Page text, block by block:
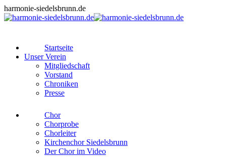
Zum
Inhalt
harmonie-siedelsbrunn.de
Startseite
Unser Verein
Mitgliedschaft
Vorstand
Chroniken
Presse
Chor
Chorprobe
Chorleiter
Kirchenchor Siedelsbrunn
Der Chor im Video